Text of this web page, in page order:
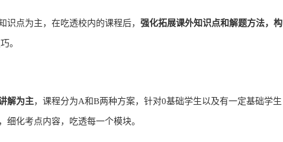
点为主，在吃透校内的课程后， 强化拓展课外知识点和解题方法，构
。
解为主，课程分为A和B两种方案，针对0基础学生以及有一定基础学生
细化考点内容，吃透每一个模块。